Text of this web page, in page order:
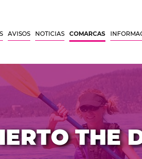
AVISOS NOTICIAS COMARCAS
THE